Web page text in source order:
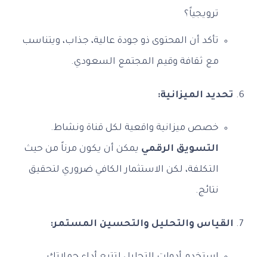
ترويجياً؟
تأكد أن المحتوى ذو جودة عالية، جذاب، ويتناسب
مع ثقافة وقيم المجتمع السعودي.
تحديد الميزانية:
خصص ميزانية واقعية لكل قناة ونشاط.
التسويق الرقمي يمكن أن يكون مرناً من حيث
التكلفة، لكن الاستثمار الكافي ضروري لتحقيق
نتائج.
القياس والتحليل والتحسين المستمر: